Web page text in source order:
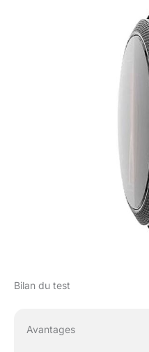
Bilan du test
Avantages